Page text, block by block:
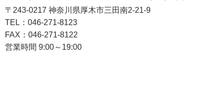
〒243-0217 神奈川県厚木市三田南2-21-9
TEL：046-271-8123
FAX：046-271-8122
営業時間 9:00～19:00